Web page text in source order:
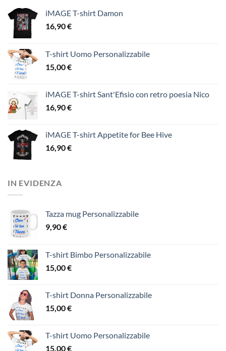
iMAGE T-shirt Damon
16,90€
T-shirt Uomo Personalizzabile
15,00€
iMAGE T-shirt Sant'Efisio con retro poesia Nico
16,90€
iMAGE T-shirt Appetite for Bee Hive
16,90€
IN EVIDENZA
Tazza mug Personalizzabile
9,90€
T-shirt Bimbo Personalizzabile
15,00€
T-shirt Donna Personalizzabile
15,00€
T-shirt Uomo Personalizzabile
15,00€